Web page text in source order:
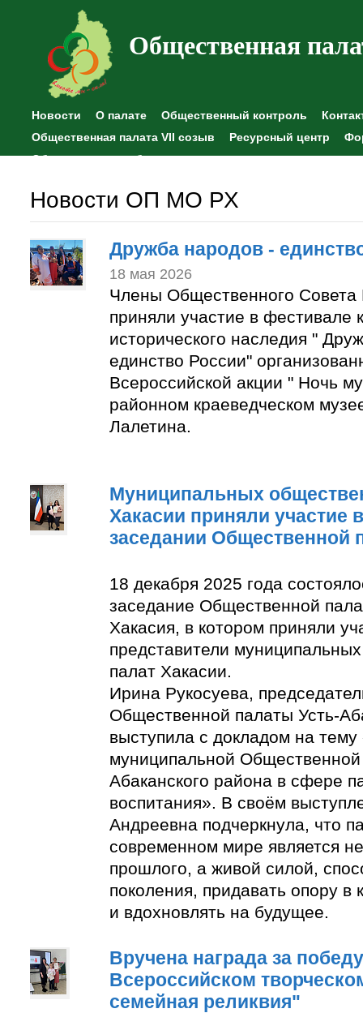
Общественная
Новости О палате Общественный контроль
Общественная палата VII созыв
Ресурсный центр
Общественные наблюдения
Новости ОП МО РХ
Дружба народов -
18 мая 2026
Члены Общественного Совета
приняли участие в фестивале
исторического наследия "
единство России"
Всероссийской акции " Ночь
районном краеведческом
Лалетина.
Муниципальных
Хакасии приняли участие
заседании Общественной
18 декабря 2025 года
заседание Общественной
Хакасия, в котором приняли
представители
палат Хакасии.
Ирина Рукосуева,
Общественной палаты Усть-
выступила с докладом на
муниципальной
Абаканского района в сфере
воспитания». В своём
Андреевна подчеркнула, что
современном мире является
прошлого, а живой силой,
поколения, придавать опору в
и вдохновлять на будущее.
Вручена награда за
Всероссийском
семейная реликвия"